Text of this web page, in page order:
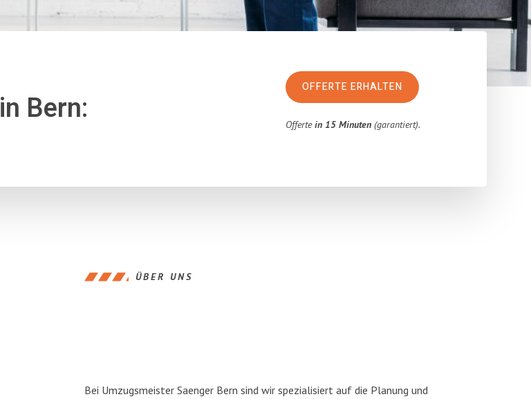
in Bern:
OFFERTE ERHALTEN
Offertein 15 Minuten (garantiert).
ÜBER UNS
Bei Umzugsmeister Saenger Bern sind wir spezialisiert auf die Planung und